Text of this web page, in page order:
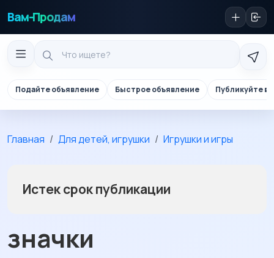
Вам-Продам
Подайте объявление Быстрое объявление Публикуйте в
Главная Для детей, игрушки Игрушки и игры
Истек срок публикации
значки